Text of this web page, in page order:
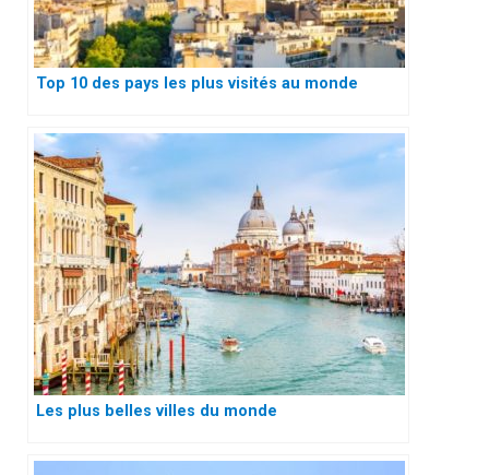
Top 10 des pays les plus visités au monde
Les plus belles villes du monde